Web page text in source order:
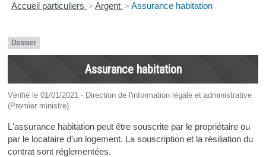
Accueil particuliers > Argent > Assurance habitation
Dossier
Assurance habitation
Vérifié le 01/01/2021 - Direction de l'information légale et administrative
(Premier ministre)
L'assurance habitation peut être souscrite par le propriétaire ou
par le locataire d'un logement. La souscription et la résiliation du
contrat sont réglementées.